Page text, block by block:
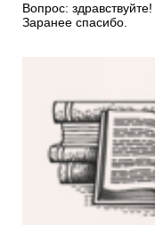
Вопрос:
Заранее спасибо.